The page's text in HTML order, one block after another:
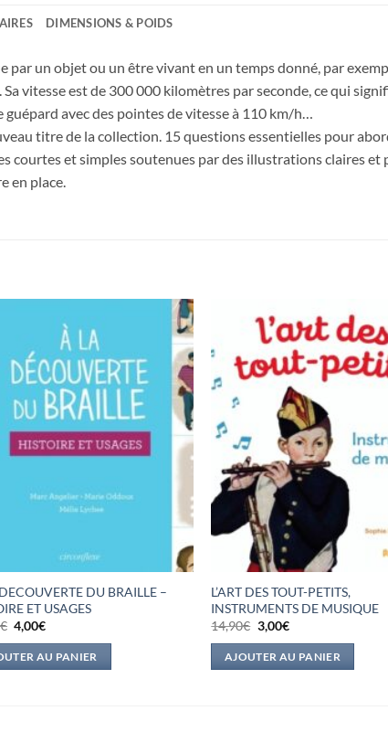
DIMENSIONS & POIDS
par un objet ou un être vivant en un temps donné, par
vitesse est de 300 000 kilomètres par seconde, ce qui
guépard avec des pointes de vitesse à 110 km/h…
titre de la collection. 15 questions essentielles pour
courtes et simples soutenues par des illustrations claires et
en place.
DU BRAILLE –
ET USAGES
€ Le
prix
initial
était :
4,00€Le
actuel
est :
AU PANIER
L’ART DES TOUT-PETITS,
INSTRUMENTS DE MUSIQUE
14,90€ Le
prix
initial
était :
3,00€Le
actuel
est :
AJOUTER AU PANIER